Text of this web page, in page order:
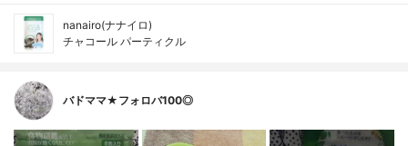
nanairo(ナナイロ)
チャコール パーティクル
バドママ★フォロバ100◎